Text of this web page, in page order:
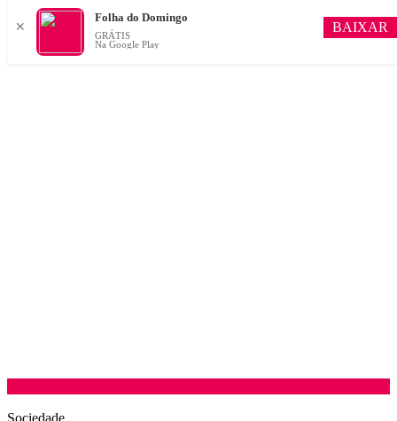
Sociedade
✕
Folha do Domingo
GRÁTIS
Na Google Play
BAIXAR